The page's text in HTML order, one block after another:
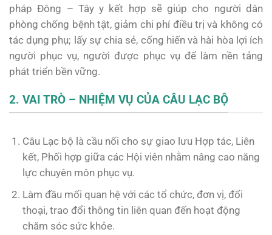
pháp Đông – Tây y kết hợp sẽ giúp cho người dân
phòng chống bệnh tật, giảm chi phí điều trị và không có
tác dụng phụ; lấy sự chia sẻ, cống hiến và hài hòa lợi ích
người phục vụ, người được phục vụ để làm nền tảng
phát triển bền vững.
2. VAI TRÒ – NHIỆM VỤ CỦA CÂU LẠC BỘ
Câu Lạc bộ là cầu nối cho sự giao lưu Hợp tác, Liên
kết, Phối hợp giữa các Hội viên nhằm nâng cao năng
lực chuyên môn phục vụ.
Làm đầu mối quan hệ với các tổ chức, đơn vị, đối
thoại, trao đổi thông tin liên quan đến hoạt động
chăm sóc sức khỏe.